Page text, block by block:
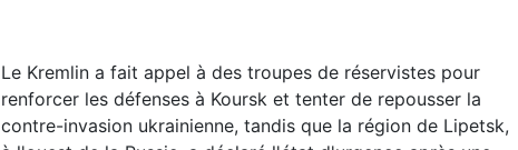
Le Kremlin a fait appel à des troupes de réservistes pour
renforcer les défenses à Koursk et tenter de repousser la
contre-invasion ukrainienne, tandis que la région de Lipetsk,